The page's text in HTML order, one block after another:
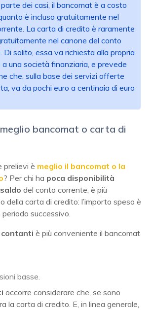
dei casi, il bancomat è a costo
è incluso gratuitamente nel
La carta di credito è raramente
nel canone del conto
Di solito, essa va richiesta alla propria
a una società finanziaria, e prevede
che, sulla base dei servizi offerte
va da pochi euro a centinaia di euro
bancomat o carta di
prelievi è meglio il bancomat o la
? Per chi ha poca disponibilità
del conto corrente, è più
della carta di credito: l’importo speso è
successivo.
è più conveniente il bancomat
basse.
occorre considerare che, se sono
la carta di credito. E, in linea generale,